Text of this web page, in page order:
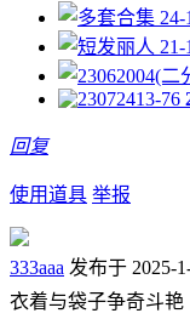
回复
使用道具 举报
333aaa 发布于 2025-
衣着与袋子争奇斗艳